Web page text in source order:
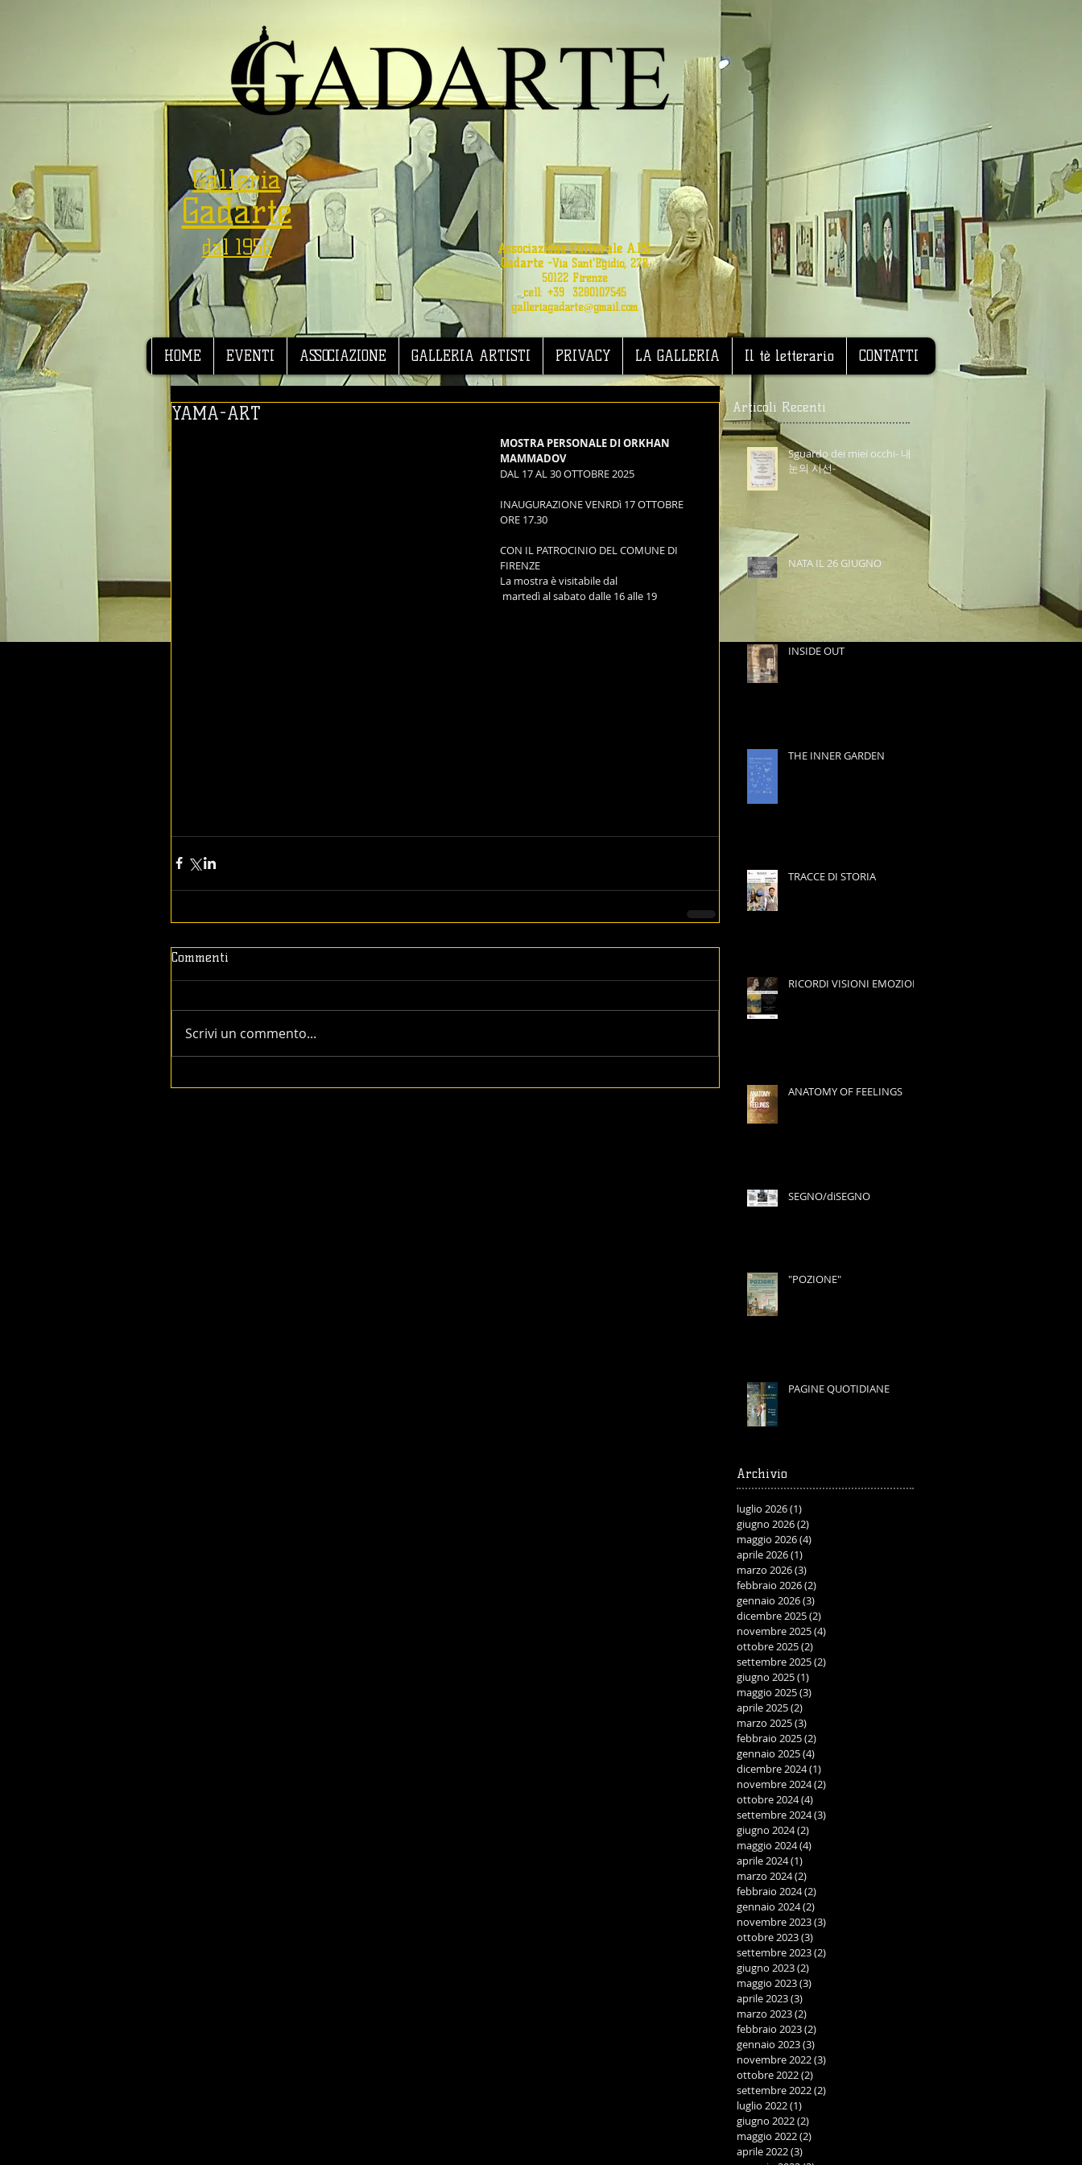
Galleria
Gadarte
dal 1956
Associazione Culturale A.P.S.
Gadarte -Via Sant'Egidio, 27R
50122 Firenze
cell: +39 3280107545
galleriagadarte@gmail.com
HOME EVENTI ASSOCIAZIONE GALLERIA ARTISTI PRIVACY LA GALLERIA Il tè letterario CONTATTI
YAMA-ART
MOSTRA PERSONALE DI ORKHAN
MAMMADOV
DAL 17 AL 30 OTTOBRE 2025
INAUGURAZIONE VENRDì 17 OTTOBRE
ORE 17.30
CON IL PATROCINIO DEL COMUNE DI
FIRENZE
La mostra è visitabile dal
martedì al sabato dalle 16 alle 19
Commenti
Scrivi un commento...
Articoli Recenti
Sguardo dei miei occhi- 내
눈의 시선-
NATA IL 26 GIUGNO
INSIDE OUT
THE INNER GARDEN
TRACCE DI STORIA
RICORDI VISIONI EMOZIONI
ANATOMY OF FEELINGS
SEGNO/diSEGNO
"POZIONE"
PAGINE QUOTIDIANE
Archivio
luglio 2026(1)
giugno 2026(2)
maggio 2026(4)
aprile 2026(1)
marzo 2026(3)
febbraio 2026(2)
gennaio 2026(3)
dicembre 2025(2)
novembre 2025(4)
ottobre 2025(2)
settembre 2025(2)
giugno 2025(1)
maggio 2025(3)
aprile 2025(2)
marzo 2025(3)
febbraio 2025(2)
gennaio 2025(4)
dicembre 2024(1)
novembre 2024(2)
ottobre 2024(4)
settembre 2024(3)
giugno 2024(2)
maggio 2024(4)
aprile 2024(1)
marzo 2024(2)
febbraio 2024(2)
gennaio 2024(2)
novembre 2023(3)
ottobre 2023(3)
settembre 2023(2)
giugno 2023(2)
maggio 2023(3)
aprile 2023(3)
marzo 2023(2)
febbraio 2023(2)
gennaio 2023(3)
novembre 2022(3)
ottobre 2022(2)
settembre 2022(2)
luglio 2022(1)
giugno 2022(2)
maggio 2022(2)
aprile 2022(3)